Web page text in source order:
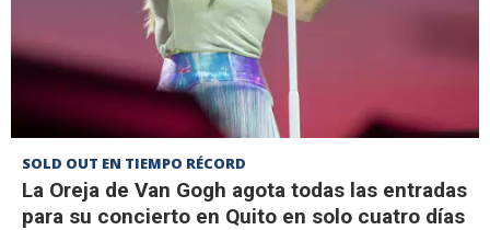
SOLD OUT EN TIEMPO RÉCORD
La Oreja de Van Gogh agota todas las entradas
para su concierto en Quito en solo cuatro días